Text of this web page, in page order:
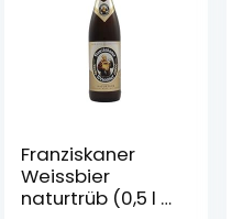
Franziskaner
Weissbier
naturtrüb (0,5 l /